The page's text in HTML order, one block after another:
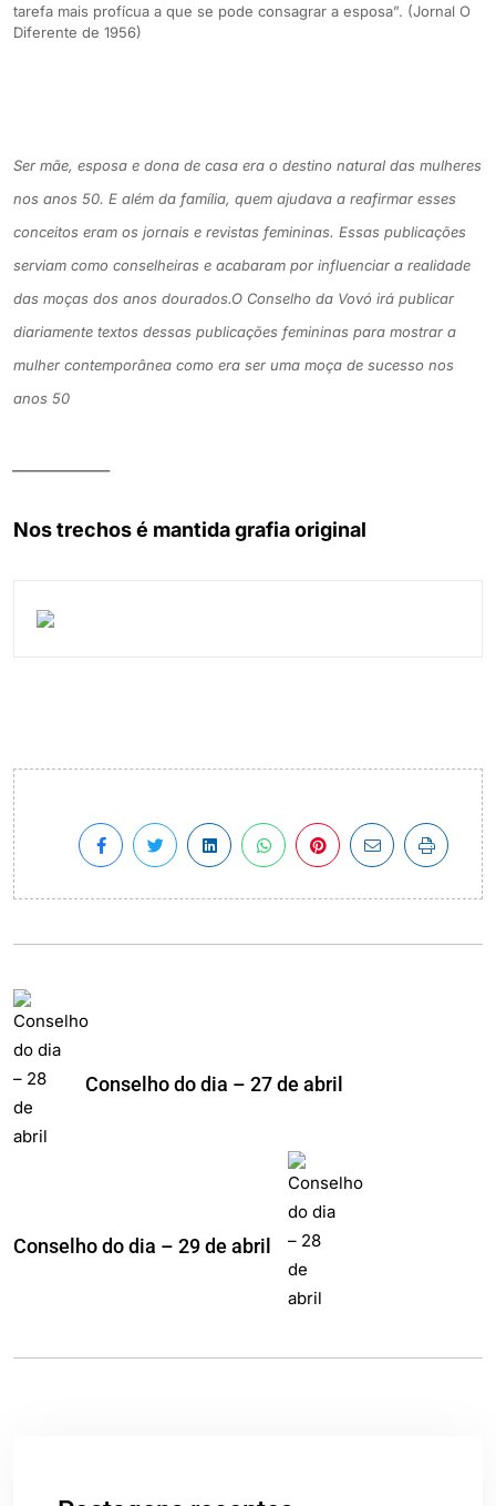
tarefa mais profícua a que se pode consagrar a esposa”. (Jornal O
Diferente de 1956)
Ser mãe, esposa e dona de casa era o destino natural das mulheres
nos anos 50. E além da família, quem ajudava a reafirmar esses
conceitos eram os jornais e revistas femininas. Essas publicações
serviam como conselheiras e acabaram por influenciar a realidade
das moças dos anos dourados.O Conselho da Vovó irá publicar
diariamente textos dessas publicações femininas para mostrar a
mulher contemporânea como era ser uma moça de sucesso nos
anos 50
Nos trechos é mantida grafia original
Conselho do dia – 27 de abril
Conselho do dia – 29 de abril